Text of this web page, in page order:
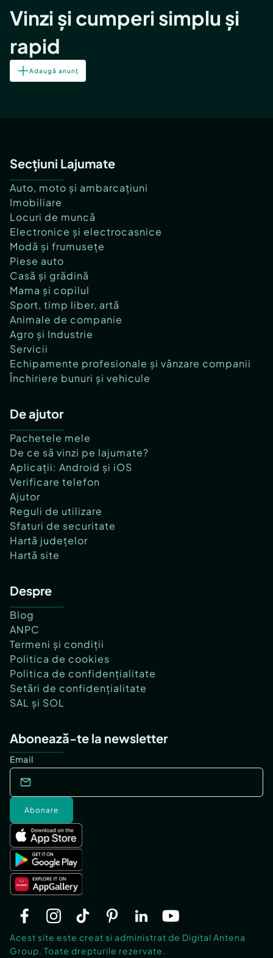
Vinzi și cumperi simplu și
rapid
Adaugă anunț
Secțiuni Lajumate
Auto, moto și ambarcațiuni
Imobiliare
Locuri de muncă
Electronice și electrocasnice
Modă și frumusețe
Piese auto
Casă și grădină
Mama și copilul
Sport, timp liber, artă
Animale de companie
Agro și Industrie
Servicii
Echipamente profesionale și vânzare companii
Închiriere bunuri și vehicule
De ajutor
Pachetele mele
De ce să vinzi pe lajumate?
Aplicații: Android și iOS
Verificare telefon
Ajutor
Reguli de utilizare
Sfaturi de securitate
Hartă județelor
Hartă site
Despre
Blog
ANPC
Termeni și condiții
Politica de cookies
Politica de confidențialitate
Setări de confidențialitate
SAL și SOL
Abonează-te la newsletter
Email
Abonare
Acest site este creat si administrat de Digital Antena
Group. Toate drepturile rezervate.